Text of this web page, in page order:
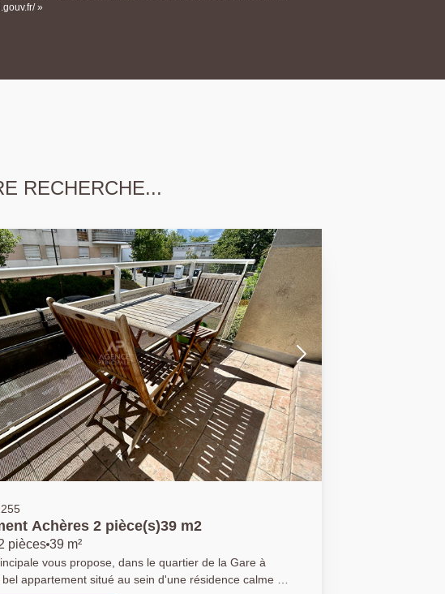
»
RECHERCHE...
Achères 2 pièce(s)39 m2
pièces 39 m²
vous propose, dans le quartier de la Gare à
appartement situé au sein d'une résidence calme et